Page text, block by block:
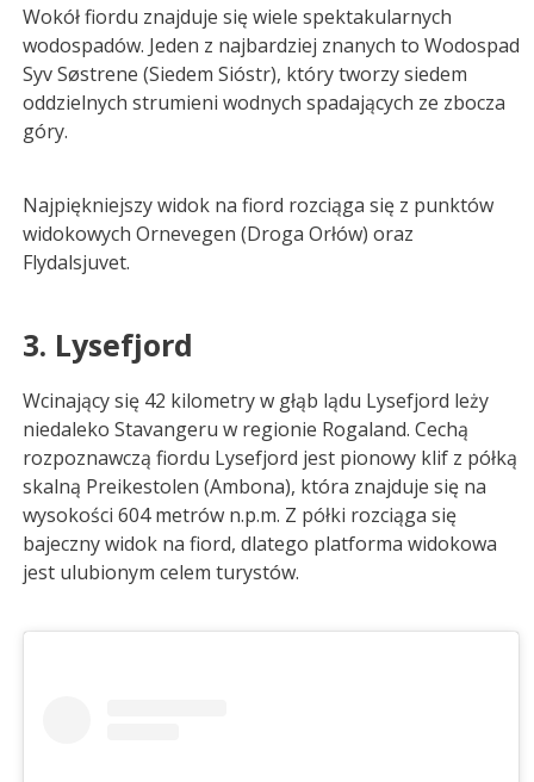
Wokół fiordu znajduje się wiele spektakularnych
wodospadów. Jeden z najbardziej znanych to Wodospad
Syv Søstrene (Siedem Sióstr), który tworzy siedem
oddzielnych strumieni wodnych spadających ze zbocza
góry.
Najpiękniejszy widok na fiord rozciąga się z punktów
widokowych Ornevegen (Droga Orłów) oraz
Flydalsjuvet.
3. Lysefjord
Wcinający się 42 kilometry w głąb lądu Lysefjord leży
niedaleko Stavangeru w regionie Rogaland. Cechą
rozpoznawczą fiordu Lysefjord jest pionowy klif z półką
skalną Preikestolen (Ambona), która znajduje się na
wysokości 604 metrów n.p.m. Z półki rozciąga się
bajeczny widok na fiord, dlatego platforma widokowa
jest ulubionym celem turystów.